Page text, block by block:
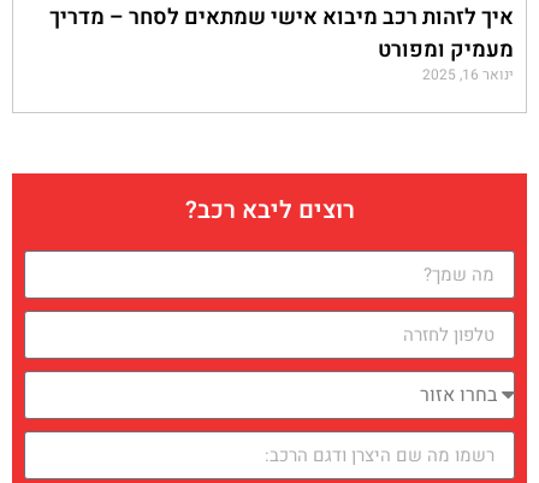
איך לזהות רכב מיבוא אישי שמתאים לסחר – מדריך
מעמיק ומפורט
ינואר 16, 2025
רוצים ליבא רכב?